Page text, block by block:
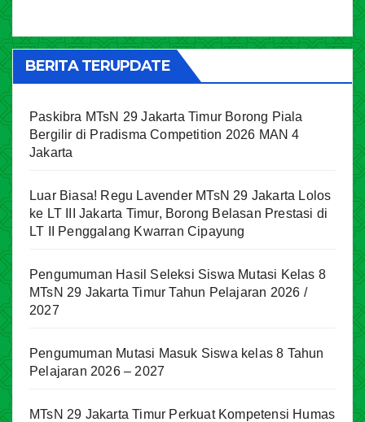
BERITA TERUPDATE
Paskibra MTsN 29 Jakarta Timur Borong Piala
Bergilir di Pradisma Competition 2026 MAN 4
Jakarta
Luar Biasa! Regu Lavender MTsN 29 Jakarta Lolos
ke LT III Jakarta Timur, Borong Belasan Prestasi di
LT II Penggalang Kwarran Cipayung
Pengumuman Hasil Seleksi Siswa Mutasi Kelas 8
MTsN 29 Jakarta Timur Tahun Pelajaran 2026 /
2027
Pengumuman Mutasi Masuk Siswa kelas 8 Tahun
Pelajaran 2026 – 2027
MTsN 29 Jakarta Timur Perkuat Kompetensi Humas